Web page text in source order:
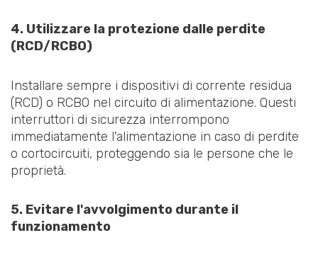
4. Utilizzare la protezione dalle perdite
(RCD/RCBO)
Installare sempre i dispositivi di corrente residua
(RCD) o RCBO nel circuito di alimentazione. Questi
interruttori di sicurezza interrompono
immediatamente l'alimentazione in caso di perdite
o cortocircuiti, proteggendo sia le persone che le
proprietà.
5. Evitare l'avvolgimento durante il
funzionamento